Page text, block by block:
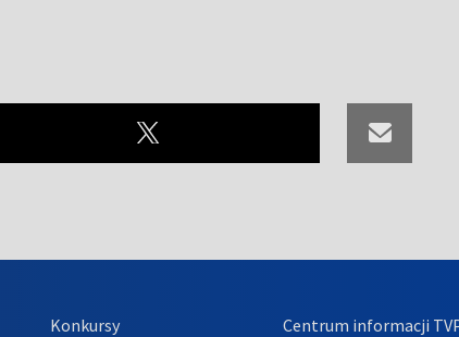
Konkursy
Centrum informacji